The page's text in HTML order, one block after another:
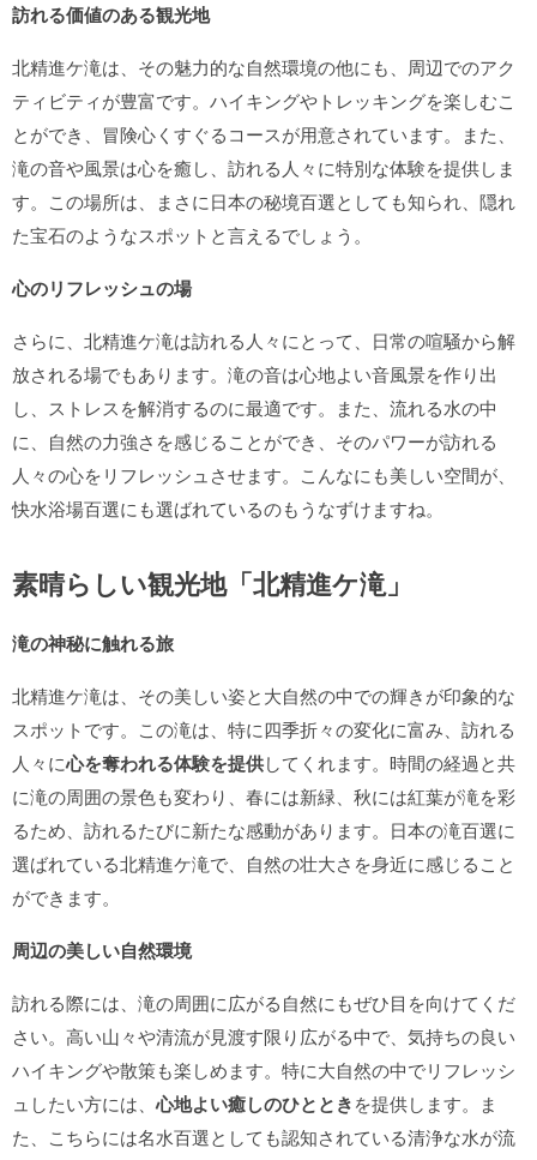
訪れる価値のある観光地
北精進ケ滝は、その魅力的な自然環境の他にも、周辺でのアク
ティビティが豊富です。ハイキングやトレッキングを楽しむこ
とができ、冒険心くすぐるコースが用意されています。また、
滝の音や風景は心を癒し、訪れる人々に特別な体験を提供しま
す。この場所は、まさに日本の秘境百選としても知られ、隠れ
た宝石のようなスポットと言えるでしょう。
心のリフレッシュの場
さらに、北精進ケ滝は訪れる人々にとって、日常の喧騒から解
放される場でもあります。滝の音は心地よい音風景を作り出
し、ストレスを解消するのに最適です。また、流れる水の中
に、自然の力強さを感じることができ、そのパワーが訪れる
人々の心をリフレッシュさせます。こんなにも美しい空間が、
快水浴場百選にも選ばれているのもうなずけますね。
素晴らしい観光地「北精進ケ滝」
滝の神秘に触れる旅
北精進ケ滝は、その美しい姿と大自然の中での輝きが印象的な
スポットです。この滝は、特に四季折々の変化に富み、訪れる
人々に心を奪われる体験を提供してくれます。時間の経過と共
に滝の周囲の景色も変わり、春には新緑、秋には紅葉が滝を彩
るため、訪れるたびに新たな感動があります。日本の滝百選に
選ばれている北精進ケ滝で、自然の壮大さを身近に感じること
ができます。
周辺の美しい自然環境
訪れる際には、滝の周囲に広がる自然にもぜひ目を向けてくだ
さい。高い山々や清流が見渡す限り広がる中で、気持ちの良い
ハイキングや散策も楽しめます。特に大自然の中でリフレッシ
ュしたい方には、心地よい癒しのひとときを提供します。ま
た、こちらには名水百選としても認知されている清浄な水が流